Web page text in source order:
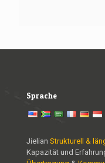
Sprache
Jielian Strukturell &
Kapazität und